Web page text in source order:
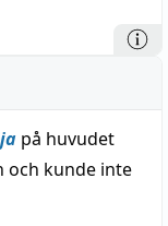
på huvudet
och kunde inte